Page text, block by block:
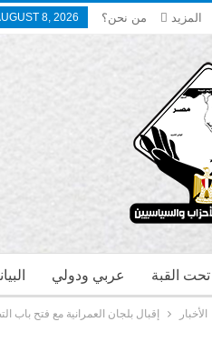
8, 2026 من نحن؟ المزيد
عربي ودولي تحت القبة
الأخبار إقبال بلجان العمرانية مع فتح باب